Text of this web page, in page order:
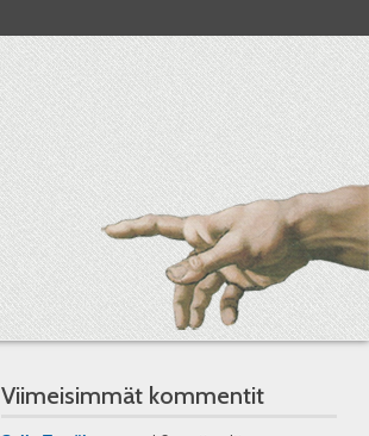
Viimeisimmät kommentit